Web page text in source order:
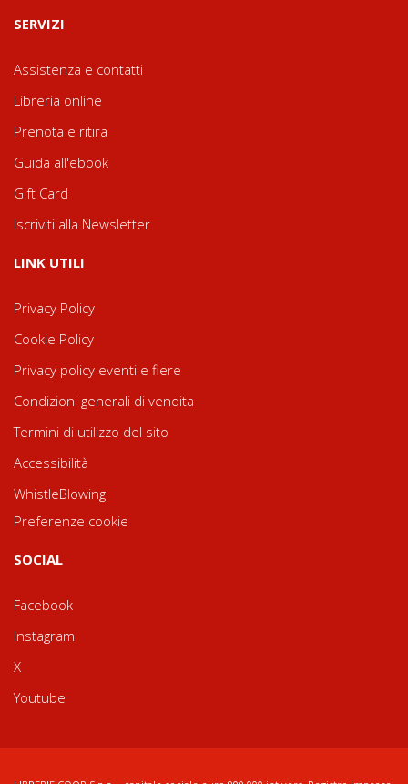
SERVIZI
Assistenza e contatti
Libreria online
Prenota e ritira
Guida all'ebook
Gift Card
Iscriviti alla Newsletter
LINK UTILI
Privacy Policy
Cookie Policy
Privacy policy eventi e fiere
Condizioni generali di vendita
Termini di utilizzo del sito
Accessibilità
WhistleBlowing
Preferenze cookie
SOCIAL
Facebook
Instagram
X
Youtube